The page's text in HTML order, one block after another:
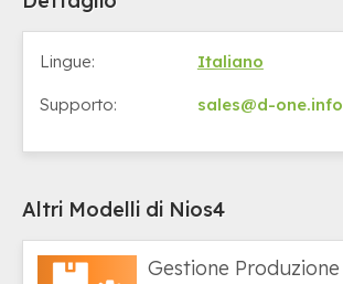
Lingue: Italiano
Supporto: sales@d-one.info
Altri Modelli di Nios4
Gestione Produzione